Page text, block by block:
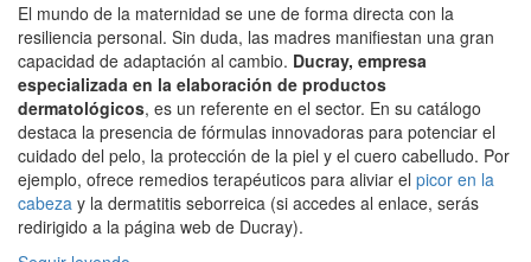
El mundo de la maternidad se une de forma directa con la
resiliencia personal. Sin duda, las madres manifiestan una gran
capacidad de adaptación al cambio. Ducray, empresa
especializada en la elaboración de productos
dermatológicos, es un referente en el sector. En su catálogo
destaca la presencia de fórmulas innovadoras para potenciar el
cuidado del pelo, la protección de la piel y el cuero cabelludo. Por
ejemplo, ofrece remedios terapéuticos para aliviar el picor en la
cabeza y la dermatitis seborreica (si accedes al enlace, serás
redirigido a la página web de Ducray).